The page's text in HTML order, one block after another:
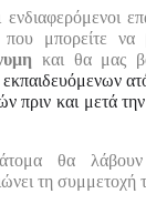
μπορείτε να
και θα μας
εκπαιδευόμενων
πριν και μετά
θα λάβουν
τη συμμετοχή